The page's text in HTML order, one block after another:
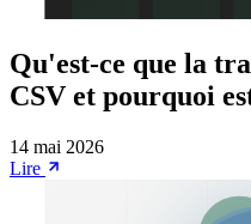
Qu'est-ce que la
CSV et pourquoi
14 mai 2026
Lire